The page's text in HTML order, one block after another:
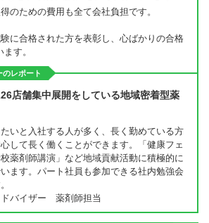
のための費用も全て会社負担です。
に合格された方を表彰し、心ばかりの合格
す。
のレポート
店舗集中展開をしている地域密着型薬
いと入社する人が多く、長く勤めている方
して長く働くことができます。「健康フェ
薬剤師講演」など地域貢献活動に積極的に
ます。パート社員も参加できる社内勉強会
ドバイザー 薬剤師担当